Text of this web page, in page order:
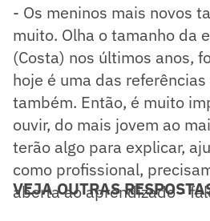
- Os meninos mais novos
muito. Olha o tamanho da
(Costa) nos últimos anos,
hoje é uma das
também. Então, é muito
ouvir, do mais jovem ao
terão algo para explicar,
como profissional,
aberta ao aprendizado -
VEJA OUTRAS